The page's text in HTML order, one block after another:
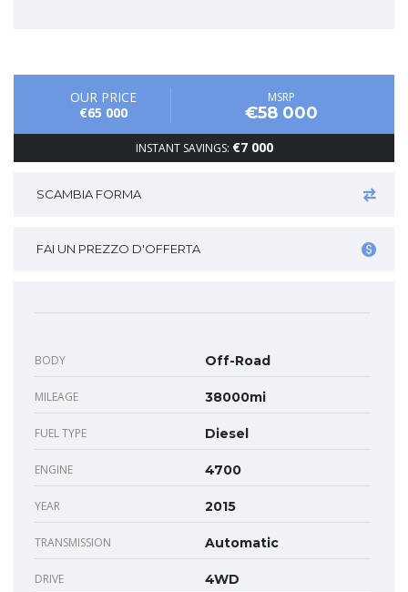
OUR PRICE
€65 000
MSRP
€58 000
INSTANT SAVINGS: €7 000
SCAMBIA FORMA
FAI UN PREZZO D'OFFERTA
BODY Off-Road
MILEAGE 38000mi
FUEL TYPE Diesel
ENGINE 4700
YEAR 2015
TRANSMISSION Automatic
DRIVE 4WD